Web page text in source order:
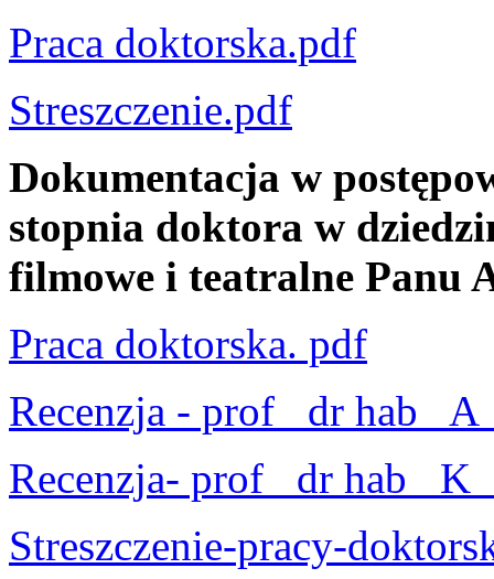
Praca doktorska.pdf
Streszczenie.pdf
Dokumentacja w
stopnia doktora w
filmowe i teatralne Panu
Praca doktorska. pdf
Recenzja - prof_ dr hab_
Recenzja- prof_ dr hab_
Streszczenie-pracy-